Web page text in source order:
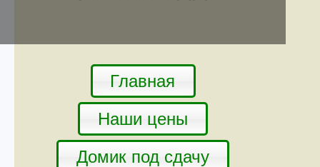
Главная
Наши цены
Домик под сдачу